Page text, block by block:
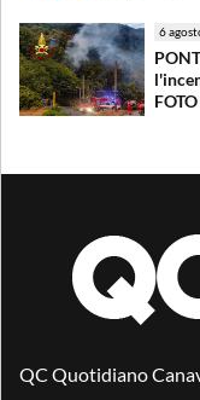
6
QC Quotidiano